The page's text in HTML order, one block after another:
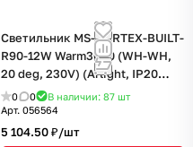
Светильник MS-VORTEX-BUILT-
R90-12W Warm3000 (WH-WH,
20 deg, 230V) (Arlight, IP20
Металл, 5 лет)
0 0 В наличии: 87 шт
Арт. 056564
5 104.50 ₽/шт